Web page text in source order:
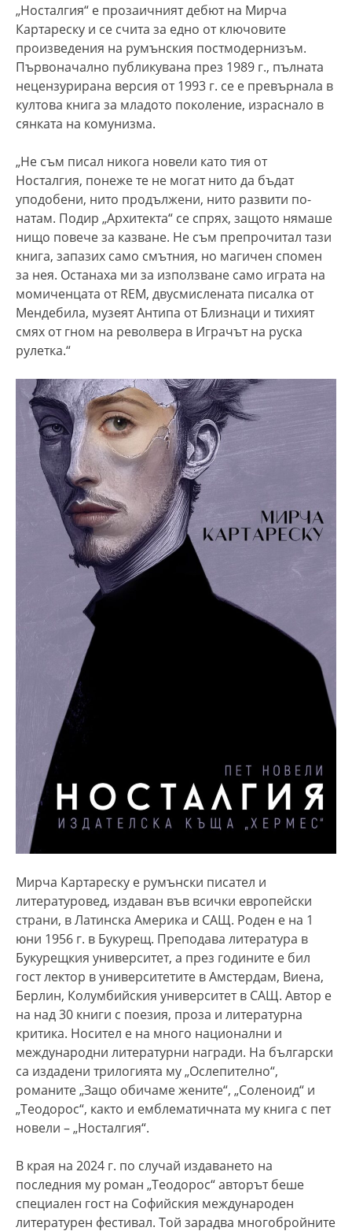
„Носталгия“ е прозаичният дебют на Мирча
Картареску и се счита за едно от ключовите
произведения на румънския постмодернизъм.
Първоначално публикувана през 1989 г., пълната
нецензурирана версия от 1993 г. се е превърнала в
култова книга за младото поколение, израснало в
сянката на комунизма.
„Не съм писал никога новели като тия от
Носталгия, понеже те не могат нито да бъдат
уподобени, нито продължени, нито развити по-
натам. Подир „Архитекта“ се спрях, защото нямаше
нищо повече за казване. Не съм препрочитал тази
книга, запазих само смътния, но магичен спомен
за нея. Останаха ми за използване само играта на
момиченцата от REM, двусмислената писалка от
Мендебила, музеят Антипа от Близнаци и тихият
смях от гном на револвера в Играчът на руска
рулетка.“
Мирча Картареску е румънски писател и
литературовед, издаван във всички европейски
страни, в Латинска Америка и САЩ. Роден е на 1
юни 1956 г. в Букурещ. Преподава литература в
Букурещкия университет, а през годините е бил
гост лектор в университетите в Амстердам, Виена,
Берлин, Колумбийския университет в САЩ. Автор е
на над 30 книги с поезия, проза и литературна
критика. Носител е на много национални и
международни литературни награди. На български
са издадени трилогията му „Ослепително“,
романите „Защо обичаме жените“, „Соленоид“ и
„Теодорос“, както и емблематичната му книга с пет
новели – „Носталгия“.
В края на 2024 г. по случай издаването на
последния му роман „Теодорос“ авторът беше
специален гост на Софийския международен
литературен фестивал. Той зарадва многобройните